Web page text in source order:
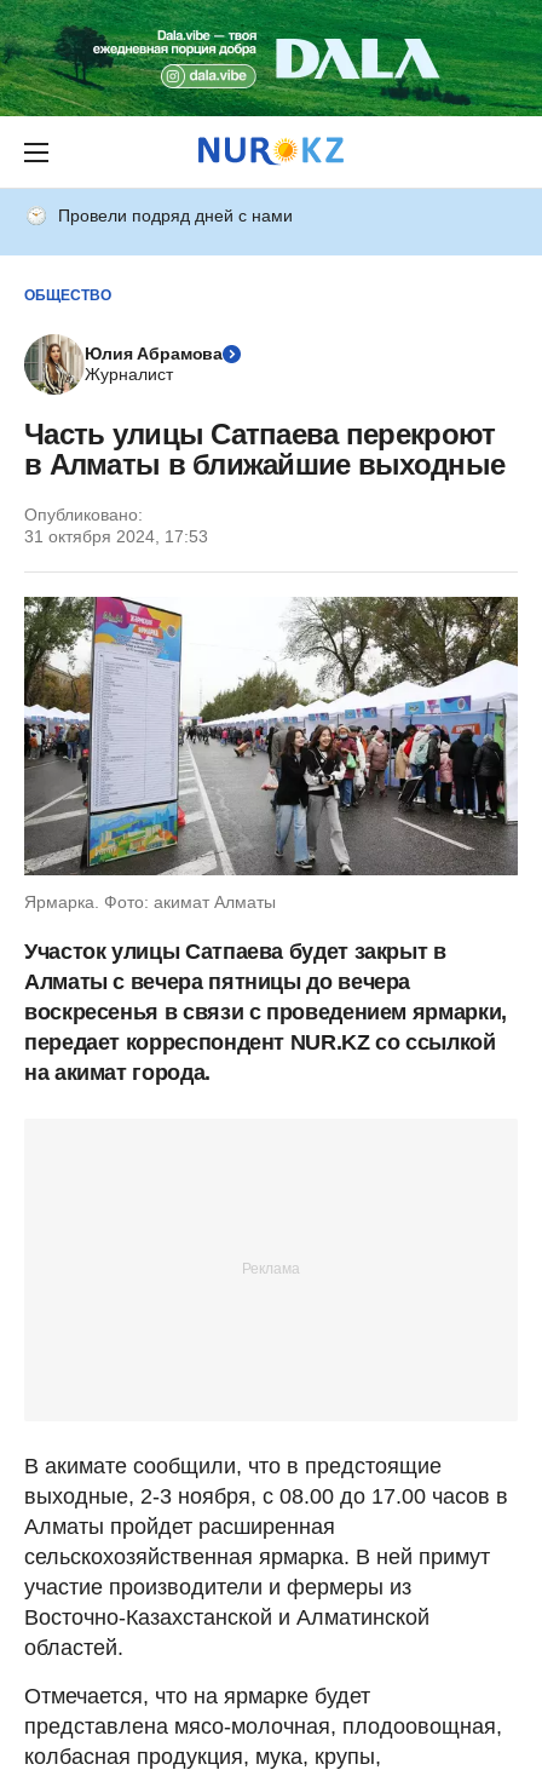
Провели подряд дней с нами
ОБЩЕСТВО
Юлия Абрамова
Журналист
Часть улицы Сатпаева перекроют
в Алматы в ближайшие выходные
Опубликовано:
31 октября 2024, 17:53
Ярмарка. Фото: акимат Алматы
Участок улицы Сатпаева будет закрыт в
Алматы с вечера пятницы до вечера
воскресенья в связи с проведением ярмарки,
передает корреспондент NUR.KZ со ссылкой
на акимат города.
В акимате сообщили, что в предстоящие
выходные, 2-3 ноября, с 08.00 до 17.00 часов в
Алматы пройдет расширенная
сельскохозяйственная ярмарка. В ней примут
участие производители и фермеры из
Восточно-Казахстанской и Алматинской
областей.
Отмечается, что на ярмарке будет
представлена мясо-молочная, плодоовощная,
колбасная продукция, мука, крупы,